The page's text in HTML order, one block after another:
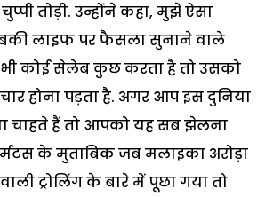
तोड़ी. उन्होंने कहा, मुझे ऐसा
लाइफ पर फैसला सुनाने वाले
कोई सेलेब कुछ करता है तो उसको
होना पड़ता है. अगर आप इस दुनिया
चाहते हैं तो आपको यह सब झेलना
के मुताबिक जब मलाइका अरोड़ा
ट्रोलिंग के बारे में पूछा गया तो